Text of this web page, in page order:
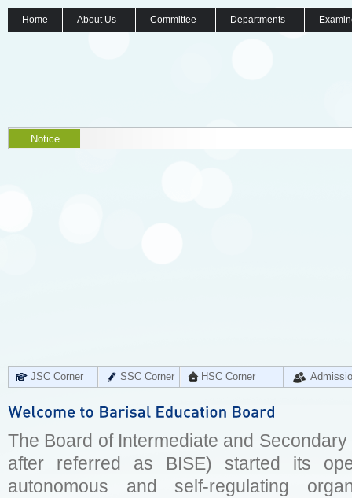
Home About Us Committee Departments
Notice
JSC Corner SSC Corner HSC Corner
The Board of Intermediate and
after referred as BISE) started its
autonomous and self-regulating